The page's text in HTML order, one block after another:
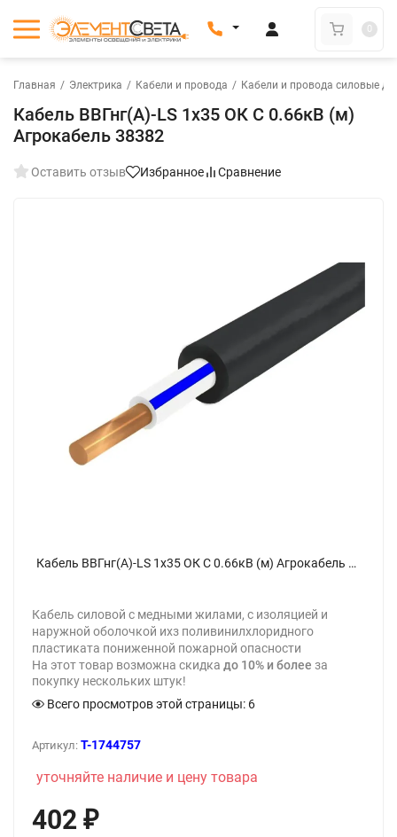
0
Главная / Электрика / Кабели и провода / Кабели и провода силовые
Кабель ВВГнг(А)-LS 1х35 ОК С 0.66кВ (м)
Агрокабель 38382
Оставить отзыв Избранное Сравнение
Кабель ВВГнг(А)-LS 1х35 ОК С 0.66кВ (м) Агрокабель 38382 - фото
Кабель силовой с медными жилами, с изоляцией и
наружной оболочкой ихз поливинилхлоридного
пластиката пониженной пожарной опасности
На этот товар возможна скидка до 10% и более за
покупку нескольких штук!
Всего просмотров этой страницы: 6
Артикул: T-1744757
уточняйте наличие и цену товара
402 ₽